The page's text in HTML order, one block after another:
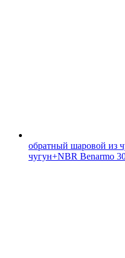
обратный шаровой из
чугун+NBR Benarmo